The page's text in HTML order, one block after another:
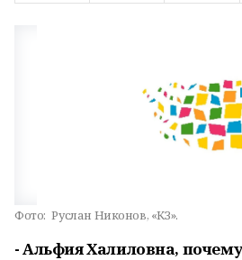
Фото: Руслан Никонов, «КЗ».
- Альфия Халиловна,